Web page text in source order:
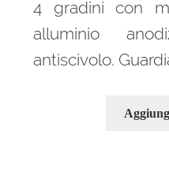
4 gradini con
alluminio
antiscivolo.